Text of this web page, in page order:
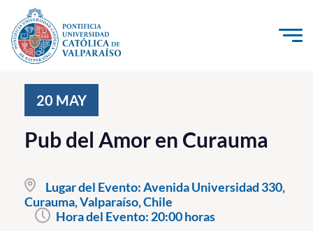
Click acá para ir directamente al contenido
Investigación, Creación e Innovación
PUCV Internacional
Admisión
20 MAY
Pub del Amor en Curauma
Lugar del Evento:Avenida Universidad 330,
Curauma, Valparaíso, Chile
Hora del Evento: 20:00 horas